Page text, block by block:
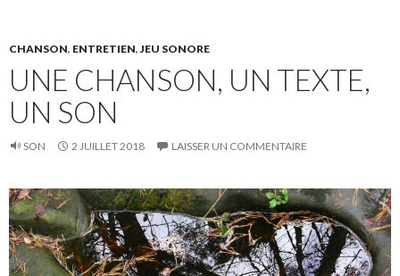
CHANSON, ENTRETIEN, JEU SONORE
UNE CHANSON, UN TEXTE,
UN SON
SON 2 JUILLET 2018 LAISSER UN COMMENTAIRE